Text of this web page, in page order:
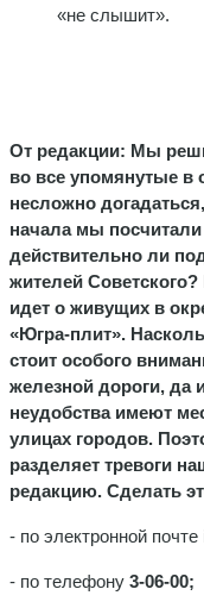
«не слышит».
От редакции: Мы
во все упомянутые в
несложно
начала мы
действительно ли
жителей
идет о живущих в
«Югра-плит».
стоит особого
железной дороги, да
неудобства имеют
улицах городов.
разделяет тревоги
редакцию. Сделать
- по электронной почте
- по телефону 3-06-00;